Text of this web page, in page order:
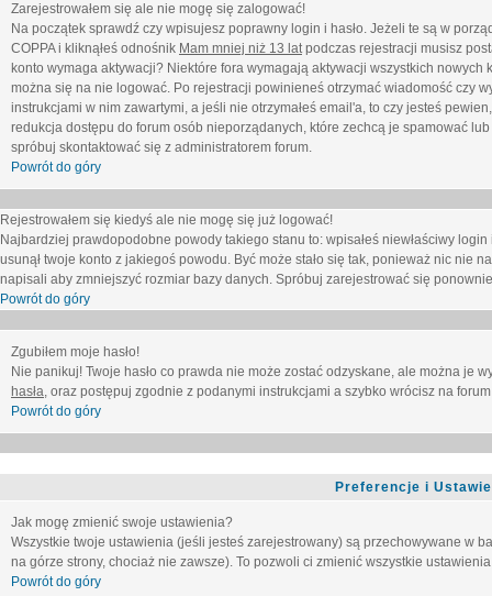
Zarejestrowałem się ale nie mogę się zalogować!
Na początek sprawdź czy wpisujesz poprawny login i hasło. Jeżeli te są w
COPPA i kliknąłeś odnośnik Mam mniej niż 13 latpodczas rejestracji musisz
konto wymaga aktywacji? Niektóre fora wymagają aktywacji wszystkich
można się na nie logować. Po rejestracji powinieneś otrzymać wiadomość czy
instrukcjami w nim zawartymi, a jeśli nie otrzymałeś email'a, to czy jesteś
redukcja dostępu do forum osób nieporządanych, które zechcą je spamować
spróbuj skontaktować się z administratorem forum.
Powrót do góry
Rejestrowałem się kiedyś ale nie mogę się już logować!
Najbardziej prawdopodobne powody takiego stanu to: wpisałeś niewłaściwy
usunął twoje konto z jakiegoś powodu. Być może stało się tak, ponieważ nic nie
napisali aby zmniejszyć rozmiar bazy danych. Spróbuj zarejestrować się
Powrót do góry
Zgubiłem moje hasło!
Nie panikuj! Twoje hasło co prawda nie może zostać odzyskane, ale można je
hasła, oraz postępuj zgodnie z podanymi instrukcjami a szybko wrócisz na forum
Powrót do góry
Preferencje i
Jak mogę zmienić swoje ustawienia?
Wszystkie twoje ustawienia (jeśli jesteś zarejestrowany) są przechowywane w
na górze strony, chociaż nie zawsze). To pozwoli ci zmienić wszystkie
Powrót do góry